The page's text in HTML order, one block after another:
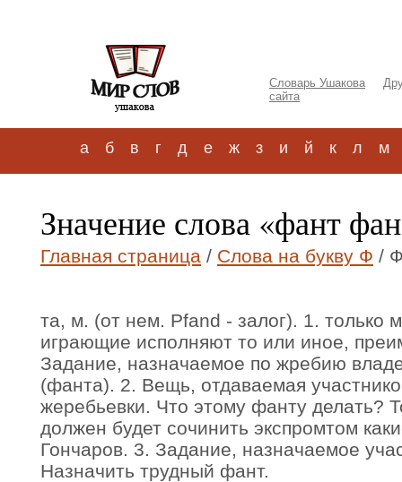
Словарь Ушакова
сайта
а б в г д е ж з и й к л м
Значение слова «фант
Главная страница / Слова на букву Ф /
та, м. (от нем. Pfand - залог). 1. только
играющие исполняют то или иное,
Задание, назначаемое по жребию
(фанта). 2. Вещь, отдаваемая
жеребьевки. Что этому фанту делать?
должен будет сочинить экспромтом
Гончаров. 3. Задание, назначаемое
Назначить трудный фант.